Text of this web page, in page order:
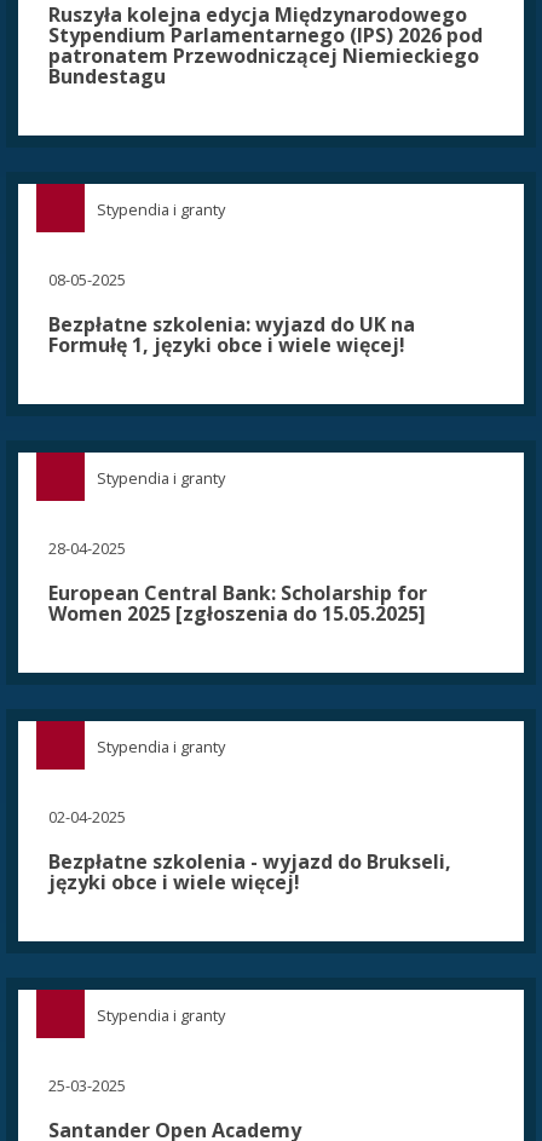
Ruszyła kolejna edycja Międzynarodowego
Stypendium Parlamentarnego (IPS) 2026 pod
patronatem Przewodniczącej Niemieckiego
Bundestagu
08-05-2025
Bezpłatne szkolenia: wyjazd do UK na
Formułę 1, języki obce i wiele więcej!
Stypendia i granty
28-04-2025
European Central Bank: Scholarship for
Women 2025 [zgłoszenia do 15.05.2025]
Stypendia i granty
02-04-2025
Bezpłatne szkolenia - wyjazd do Brukseli,
języki obce i wiele więcej!
Stypendia i granty
25-03-2025
Santander Open Academy
Stypendia i granty